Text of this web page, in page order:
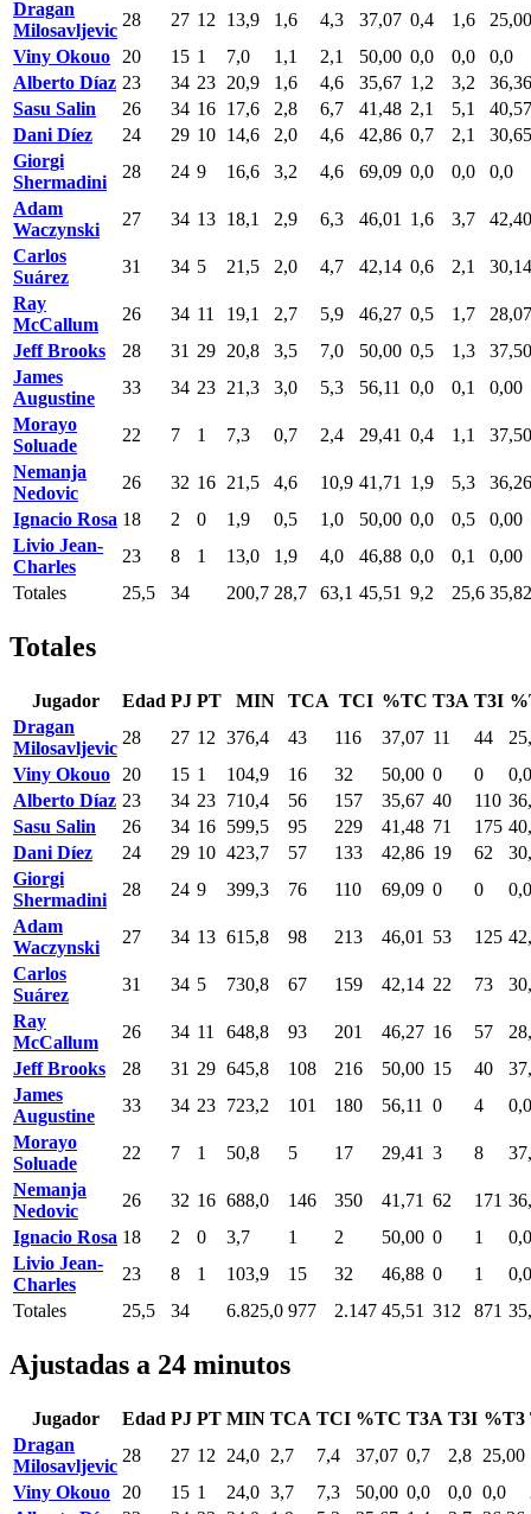
Dragan
Milosavljevic
28 27 12 13,9 1,6 4,3 37,07 0,4 1,6
25,00
Viny Okouo
20 15 1 7,0 1,1 2,1 50,00 0,0 0,0
0,0
Alberto Díaz 23 34 23 20,9 1,6 4,6 35,67 1,2 3,2
36,36
Sasu Salin
26 34 16 17,6 2,8 6,7 41,48 2,1 5,1
40,57
Dani Díez
24 29 10 14,6 2,0 4,6 42,86 0,7 2,1
30,65
Giorgi
Shermadini
28 24 9 16,6 3,2 4,6 69,09 0,0 0,0
0,0
Adam
Waczynski
27 34 13 18,1 2,9 6,3 46,01 1,6 3,7
42,40
Carlos
Suárez
31 34 5 21,5 2,0 4,7 42,14 0,6 2,1
30,14
Ray
McCallum
26 34 11 19,1 2,7 5,9 46,27 0,5 1,7
28,07
Jeff Brooks
28 31 29 20,8 3,5 7,0 50,00 0,5 1,3
37,50
James
Augustine
33 34 23 21,3 3,0 5,3 56,11 0,0 0,1
0,00
Morayo
Soluade
22 7 1 7,3 0,7 2,4 29,41 0,4 1,1
37,50
Nemanja
Nedovic
26 32 16 21,5 4,6 10,9 41,71 1,9 5,3
36,26
Ignacio Rosa 18 2 0 1,9 0,5 1,0 50,00 0,0 0,5
0,00
Livio Jean-
Charles
23 8 1 13,0 1,9 4,0 46,88 0,0 0,1
0,00
Totales
25,5 34 200,7 28,7 63,1 45,51 9,2 25,6 35,82
Totales
Jugador Edad PJ PT MIN TCA TCI %TC T3A T3I
Dragan
Milosavljevic
28 27 12 376,4 43 116 37,07 11 44
Viny Okouo
20 15 1 104,9 16 32 50,00 0 0
0,0
Alberto Díaz 23 34 23 710,4 56 157 35,67 40 110
Sasu Salin
26 34 16 599,5 95 229 41,48 71 175
Dani Díez
24 29 10 423,7 57 133 42,86 19 62
Giorgi
Shermadini
28 24 9 399,3 76 110 69,09 0 0
0,0
Adam
Waczynski
27 34 13 615,8 98 213 46,01 53 125
Carlos
Suárez
31 34 5 730,8 67 159 42,14 22 73
Ray
McCallum
26 34 11 648,8 93 201 46,27 16 57
Jeff Brooks
28 31 29 645,8 108 216 50,00 15 40
James
Augustine
33 34 23 723,2 101 180 56,11 0 4
Morayo
Soluade
22 7 1 50,8 5 17 29,41 3 8
Nemanja
Nedovic
26 32 16 688,0 146 350 41,71 62 171
Ignacio Rosa 18 2 0 3,7 1 2 50,00 0 1
Livio Jean-
Charles
23 8 1 103,9 15 32 46,88 0 1
Totales
25,5 34 6.825,0 977 2.147 45,51 312 871
Ajustadas a 24 minutos
Jugador Edad PJ PT MIN TCA TCI %TC T3A T3I %T3
Dragan
Milosavljevic
28 27 12 24,0 2,7 7,4 37,07 0,7 2,8 25,00
Viny Okouo
20 15 1 24,0 3,7 7,3 50,00 0,0 0,0 0,0